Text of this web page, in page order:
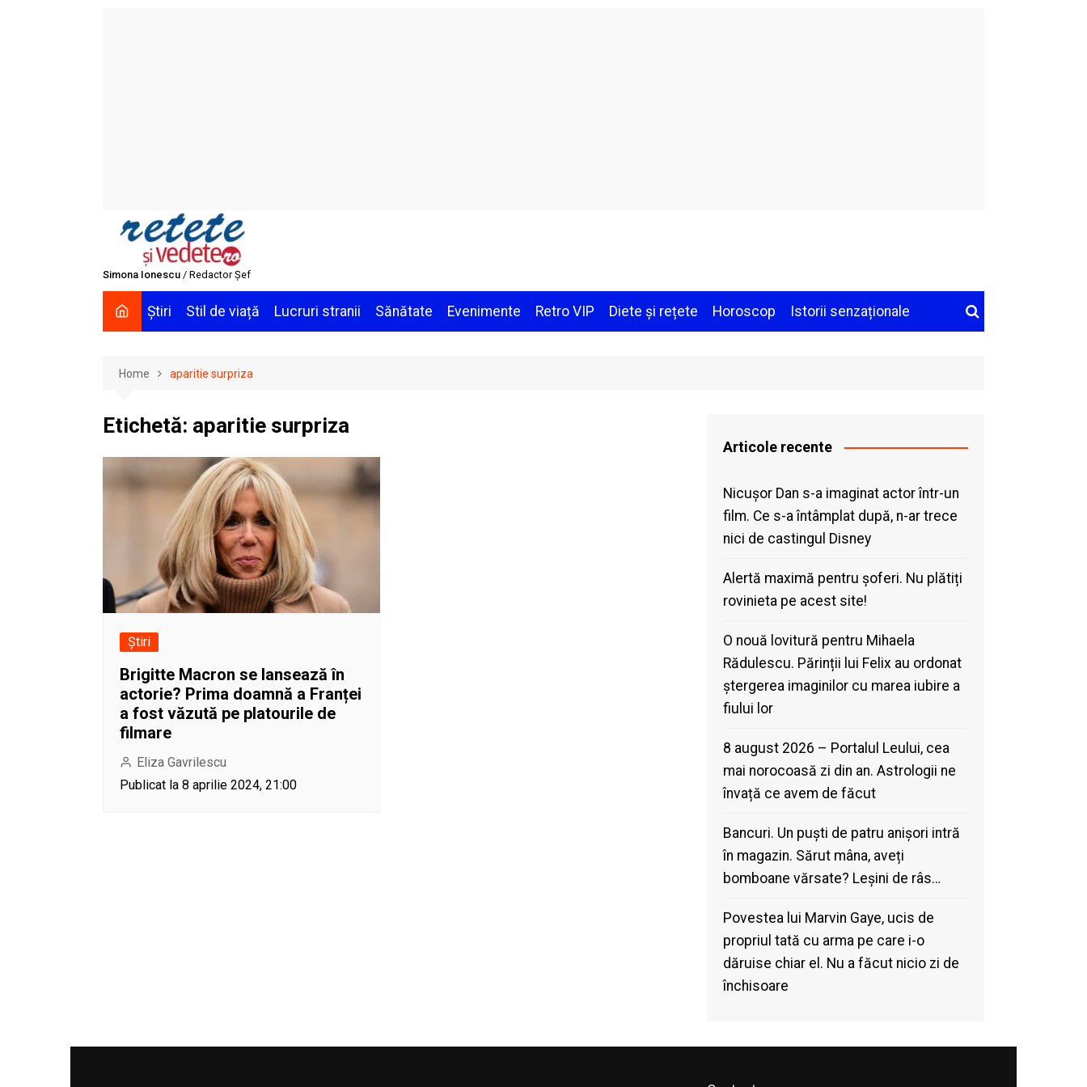
Simona Ionescu / Redactor Șef
Știri Stil de viață Lucruri stranii Sănătate Evenimente Retro VIP Diete și rețete Horoscop Istorii senzaționale
Home aparitie surpriza
Etichetă: aparitie surpriza
Știri
Brigitte Macron se lansează în
actorie? Prima doamnă a Franței
a fost văzută pe platourile de
filmare
Eliza Gavrilescu
Publicat la 8 aprilie 2024, 21:00
Articole recente
Nicușor Dan s-a imaginat actor într-un
film. Ce s-a întâmplat după, n-ar trece
nici de castingul Disney
Alertă maximă pentru șoferi. Nu plătiți
rovinieta pe acest site!
O nouă lovitură pentru Mihaela
Rădulescu. Părinții lui Felix au ordonat
ștergerea imaginilor cu marea iubire a
fiului lor
8 august 2026 – Portalul Leului, cea
mai norocoasă zi din an. Astrologii ne
învață ce avem de făcut
Bancuri. Un puști de patru anișori intră
în magazin. Sărut mâna, aveți
bomboane vărsate? Leșini de râs…
Povestea lui Marvin Gaye, ucis de
propriul tată cu arma pe care i-o
dăruise chiar el. Nu a făcut nicio zi de
închisoare